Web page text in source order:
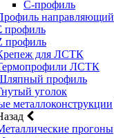
C-профиль
направляющий
профиль
профиль
для ЛСТК
ЛСТК
профиль
уголок
металлоконструкции
прогоны